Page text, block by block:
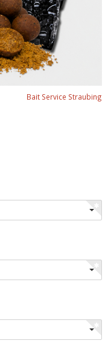
Bait Service Straubing